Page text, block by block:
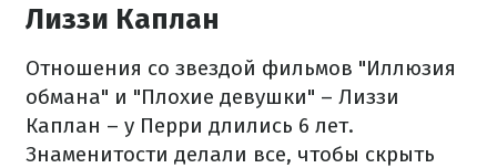
Лиззи Каплан
Отношения со звездой фильмов "Иллюзия
обмана" и "Плохие девушки" – Лиззи
Каплан – у Перри длились 6 лет.
Знаменитости делали все, чтобы скрыть